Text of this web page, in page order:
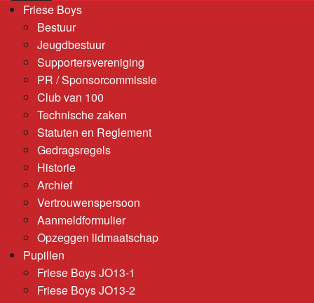
Friese Boys
Bestuur
Jeugdbestuur
Supportersvereniging
PR / Sponsorcommissie
Club van 100
Technische zaken
Statuten en Reglement
Gedragsregels
Historie
Archief
Vertrouwenspersoon
Aanmeldformulier
Opzeggen lidmaatschap
Pupillen
Friese Boys JO13-1
Friese Boys JO13-2